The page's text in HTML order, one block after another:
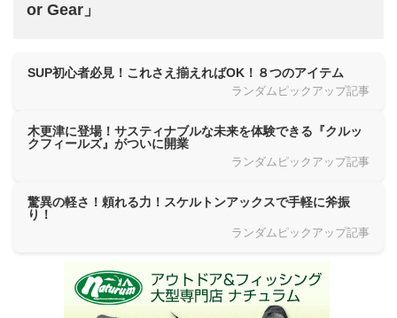
or Gear」
SUP初心者必見！これさえ揃えればOK！８つのアイテム
ランダムピックアップ記事
木更津に登場！サスティナブルな未来を体験できる『クルッ
クフィールズ』がついに開業
ランダムピックアップ記事
驚異の軽さ！頼れる力！スケルトンアックスで手軽に斧振
り！
ランダムピックアップ記事